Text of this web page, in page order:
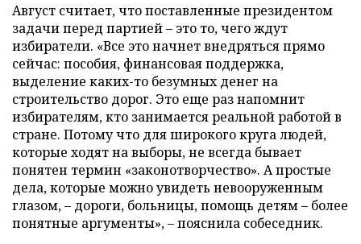
Август считает, что поставленные президентом
задачи перед партией – это то, чего ждут
избиратели. «Все это начнет внедряться прямо
сейчас: пособия, финансовая поддержка,
выделение каких-то безумных денег на
строительство дорог. Это еще раз напомнит
избирателям, кто занимается реальной работой в
стране. Потому что для широкого круга людей,
которые ходят на выборы, не всегда бывает
понятен термин «законотворчество». А простые
дела, которые можно увидеть невооруженным
глазом, – дороги, больницы, помощь детям – более
понятные аргументы», – пояснила собеседник.